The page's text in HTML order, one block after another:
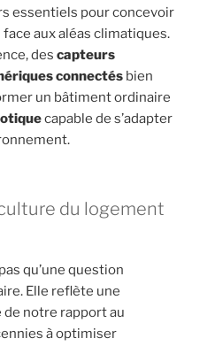
essentiels pour concevoir
aux aléas climatiques.
des capteurs
connectés bien
un bâtiment ordinaire
capable de s’adapter
du logement
qu’une question
Elle reflète une
notre rapport au
à optimiser